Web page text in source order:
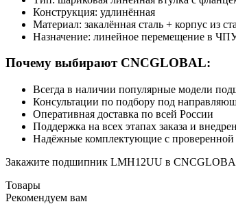
Конструкция: удлинённая
Материал: закалённая сталь + корпус из
Назначение: линейное перемещение в
Почему выбирают CNCGLOBAL:
Всегда в наличии популярные модели
Консультации по подбору под
Оперативная доставка по всей России
Поддержка на всех этапах заказа и
Надёжные комплектующие с проверенной
Закажите подшипник LMH12UU в
Товары
Рекомендуем вам